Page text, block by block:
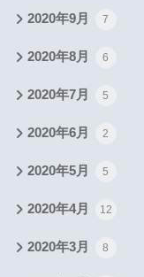
2020年9月 7
2020年8月 6
2020年7月 5
2020年6月 2
2020年5月 5
2020年4月 12
2020年3月 8